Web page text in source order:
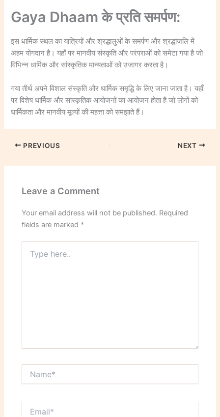
Gaya Dhaam के प्रति समर्पण:
इस धार्मिक स्थल का यात्रियों और श्रद्धालुओं के समर्पण और श्रद्धांजलि में
अहम योगदान है। यहाँ पर मानवीय संस्कृति और परंपराओं को समेटा गया है जो
विभिन्न धार्मिक और सांस्कृतिक मान्यताओं को उजागर करता है।
गया तीर्थ अपने विशाल संस्कृति और धार्मिक समृद्धि के लिए जाना जाता है। यहाँ
पर विशेष धार्मिक और सांस्कृतिक आयोजनों का आयोजन होता है जो लोगों को
धार्मिकता और मानवीय मूल्यों की महत्ता को समझाते हैं।
PREVIOUS NEXT
Leave a Comment
Your email address will not be published. Required
fields are marked *
here..